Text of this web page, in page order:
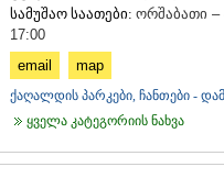
სამუშაო საათები: ორშაბათი –
17:00
email
map
ქაღალდის პარკები, ჩანთები -
ყველა კატეგორიის ნახვა